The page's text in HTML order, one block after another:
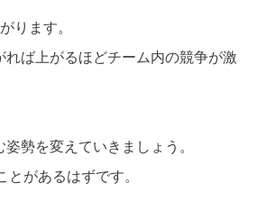
ります。
れば上がるほどチーム内の競争が激
勢を変えていきましょう。
があるはずです。